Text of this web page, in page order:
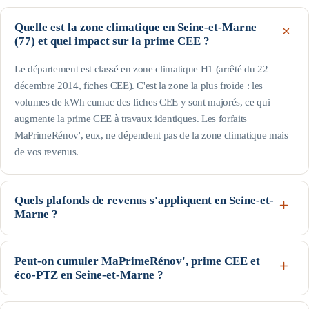
Quelle est la zone climatique en Seine-et-Marne
(77) et quel impact sur la prime CEE ?
Le département est classé en zone climatique H1 (arrêté du 22
décembre 2014, fiches CEE). C'est la zone la plus froide : les
volumes de kWh cumac des fiches CEE y sont majorés, ce qui
augmente la prime CEE à travaux identiques. Les forfaits
MaPrimeRénov', eux, ne dépendent pas de la zone climatique mais
de vos revenus.
Quels plafonds de revenus s'appliquent en Seine-et-
Marne ?
Le département fait partie de l'Île-de-France : ce sont les plafonds
franciliens, plus élevés, qui s'appliquent. Pour une personne seule, le
profil Bleu (très modestes) va jusqu'à 24 031 € de revenu fiscal de
référence, le Jaune jusqu'à 29 253 € et le Violet jusqu'à 40 851 € ;
Peut-on cumuler MaPrimeRénov', prime CEE et
éco-PTZ en Seine-et-Marne ?
Oui, ces trois dispositifs nationaux sont cumulables sur un même